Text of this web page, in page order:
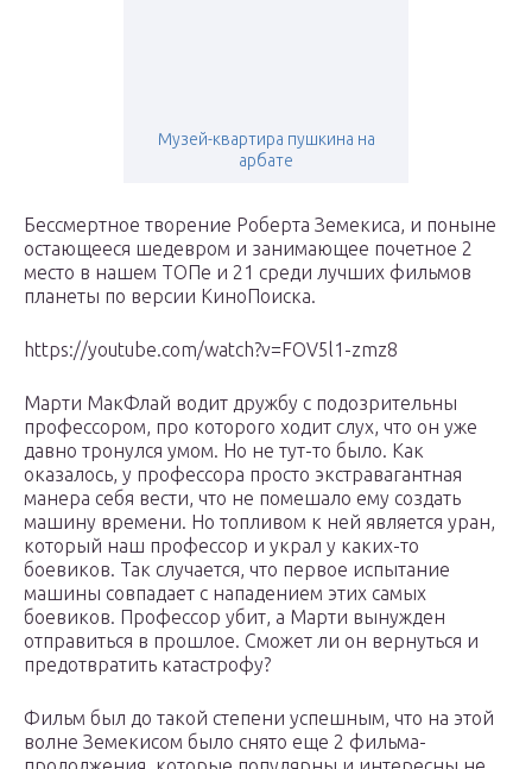
Музей-квартира пушкина на
арбате
Бессмертное творение Роберта Земекиса, и поныне
остающееся шедевром и занимающее почетное 2
место в нашем ТОПе и 21 среди лучших фильмов
планеты по версии КиноПоиска.
https://youtube.com/watch?v=FOV5l1-zmz8
Марти МакФлай водит дружбу с подозрительны
профессором, про которого ходит слух, что он уже
давно тронулся умом. Но не тут-то было. Как
оказалось, у профессора просто экстравагантная
манера себя вести, что не помешало ему создать
машину времени. Но топливом к ней является уран,
который наш профессор и украл у каких-то
боевиков. Так случается, что первое испытание
машины совпадает с нападением этих самых
боевиков. Профессор убит, а Марти вынужден
отправиться в прошлое. Сможет ли он вернуться и
предотвратить катастрофу?
Фильм был до такой степени успешным, что на этой
волне Земекисом было снято еще 2 фильма-